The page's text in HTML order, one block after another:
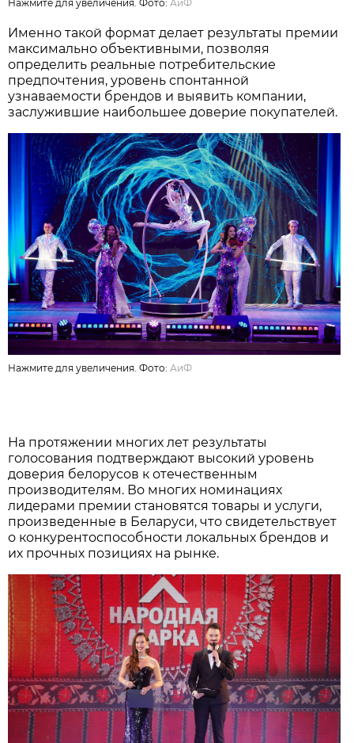
Нажмите для увеличения. Фото: АиФ
Именно такой формат делает результаты премии
максимально объективными, позволяя
определить реальные потребительские
предпочтения, уровень спонтанной
узнаваемости брендов и выявить компании,
заслужившие наибольшее доверие покупателей.
Нажмите для увеличения. Фото: АиФ
На протяжении многих лет результаты
голосования подтверждают высокий уровень
доверия белорусов к отечественным
производителям. Во многих номинациях
лидерами премии становятся товары и услуги,
произведенные в Беларуси, что свидетельствует
о конкурентоспособности локальных брендов и
их прочных позициях на рынке.